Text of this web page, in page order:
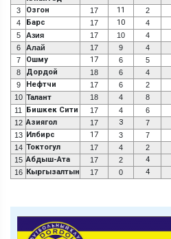
3 Озгон 17 11 2
4 Барс 17 10 4
5 Азия 17 10 4
6
Алай 17 9 4
7
Ошму 17 6 5
8 Дордой 18 6 4
9 Нефтчи 17 6 2
10 Талант 18 4 8
11
Бишкек Сити 17 4 6
12 Азиягол 17 3 7
13 Илбирс 17 3 7
14 Токтогул 17 4 2
15 Абдыш-Ата 17 2 4
16 Кыргызалтын 17 0 4